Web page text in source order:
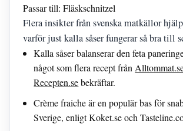
Passar till: Fläskschnitzel
Flera insikter från svenska matkällor
varför just kalla såser fungerar så bra till
Kalla såser balanserar den feta
något som flera recept från
Recepten.sebekräftar.
Crème fraiche är en populär bas för
Sverige, enligt Koket.se och